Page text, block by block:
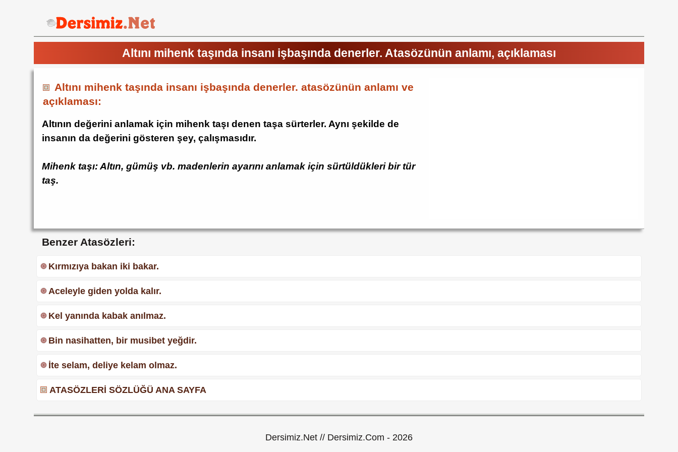
Altını mihenk taşında insanı işbaşında denerler. Atasözünün anlamı, açıklaması
Altını mihenk taşında insanı işbaşında denerler. atasözünün anlamı ve
açıklaması:
Altının değerini anlamak için mihenk taşı denen taşa sürterler. Aynı şekilde de
insanın da değerini gösteren şey, çalışmasıdır.
Mihenk taşı: Altın, gümüş vb. madenlerin ayarını anlamak için sürtüldükleri bir tür
taş.
Benzer Atasözleri:
Kırmızıya bakan iki bakar.
Aceleyle giden yolda kalır.
Kel yanında kabak anılmaz.
Bin nasihatten, bir musibet yeğdir.
İte selam, deliye kelam olmaz.
ATASÖZLERİ SÖZLÜĞÜ ANA SAYFA
Dersimiz.Net // Dersimiz.Com - 2026